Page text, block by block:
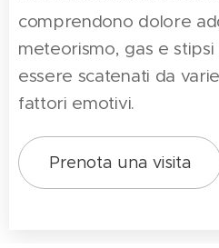
comprendono dolore
meteorismo, gas e
essere scatenati da
fattori emotivi.
Prenota una visita